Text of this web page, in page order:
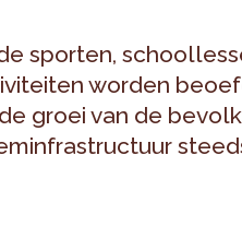
sporten,
worden
groei van de